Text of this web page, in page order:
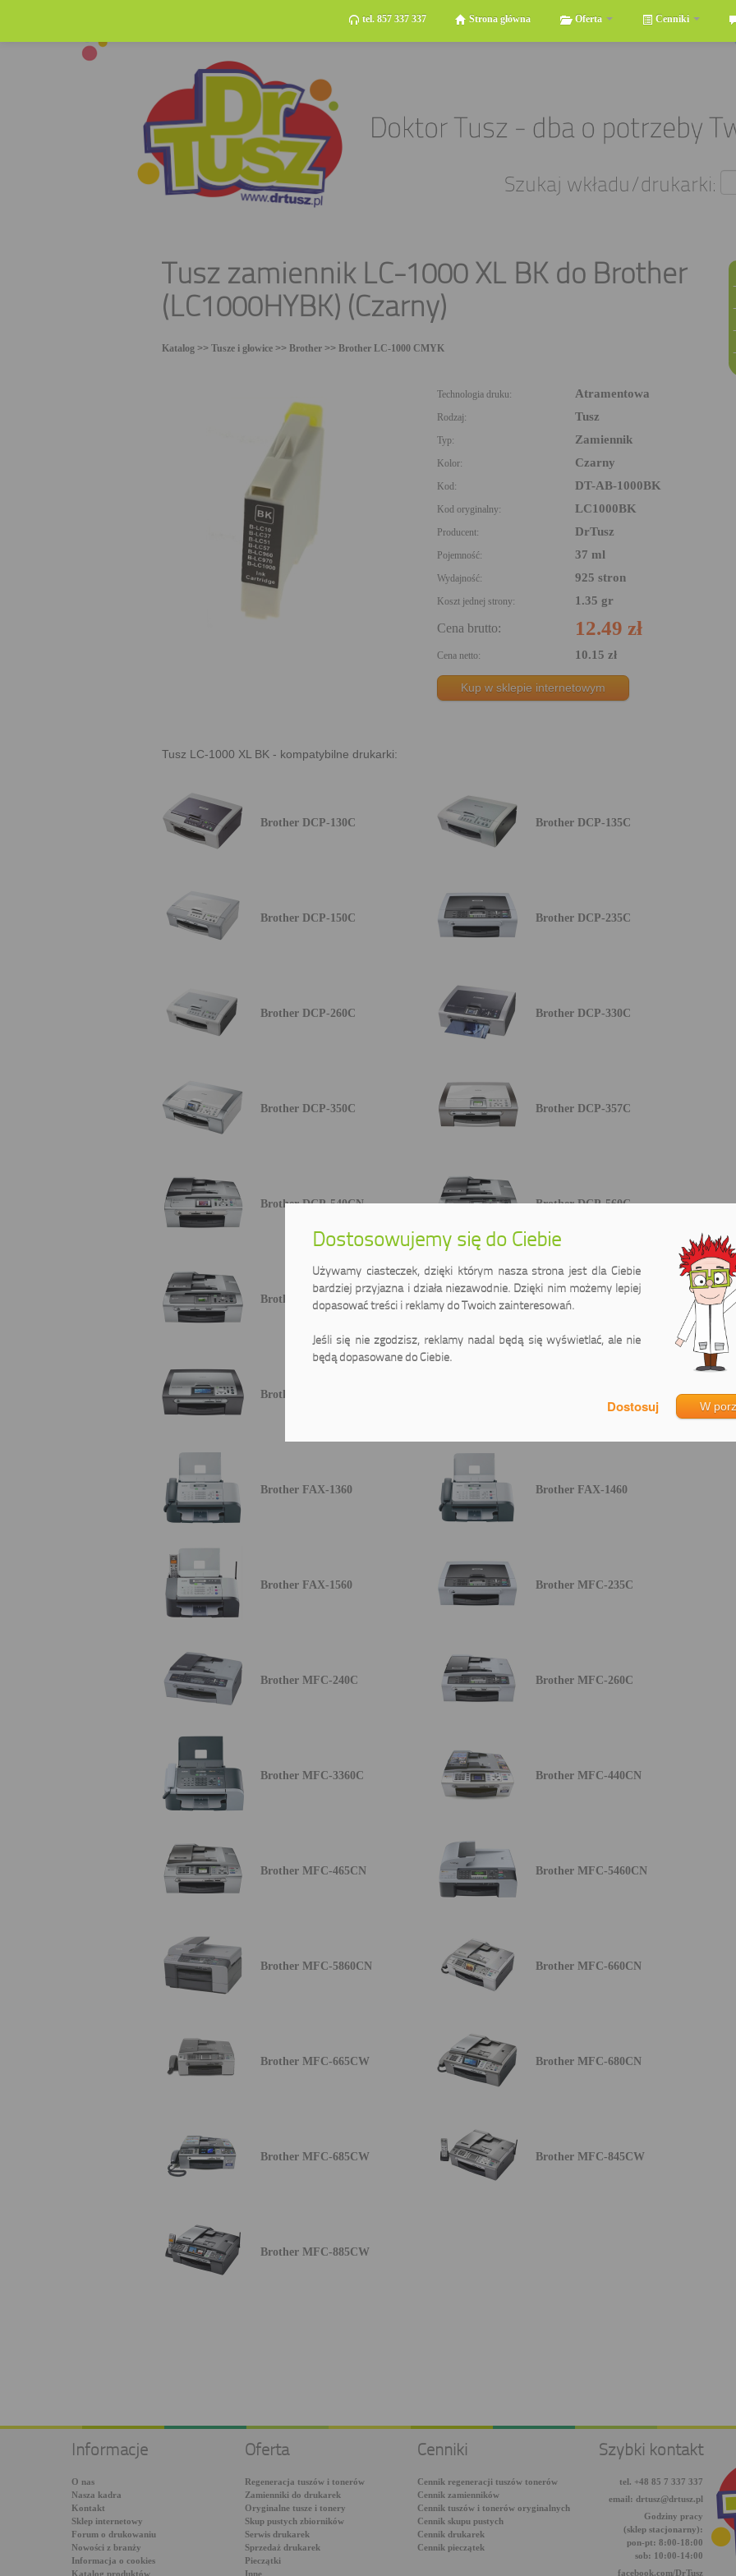
tel. 857 337 337 Strona główna Oferta Cenniki
Szukaj wkładu/drukarki:
Tusz zamiennik LC-1000 XL BK do Brother
(LC1000HYBK) (Czarny)
Katalog >> Tusze i głowice >> Brother >> Brother LC-1000 CMYK
Technologia druku: Atramentowa
Rodzaj: Tusz
Typ: Zamiennik
Kolor: Czarny
Kod: DT-AB-1000BK
Kod oryginalny: LC1000BK
Producent: DrTusz
Pojemność: 37 ml
Wydajność: 925 stron
Koszt jednej strony: 1.35 gr
Cena brutto: 12.49 zł
Cena netto: 10.15 zł
Kup w sklepie internetowym
Tusz LC-1000 XL BK - kompatybilne drukarki:
Brother DCP-130C Brother DCP-135C
Brother DCP-150C Brother DCP-235C
Brother DCP-260C Brother DCP-330C
Brother DCP-350C Brother DCP-357C
Brother DCP-540CN Brother DCP-560C
Brother DCP-560CN Brother DCP-750CW
Brother DCP-770CW
Brother FAX-1360 Brother FAX-1460
Brother FAX-1560 Brother MFC-235C
Brother MFC-240C Brother MFC-260C
Brother MFC-3360C Brother MFC-440CN
Brother MFC-465CN Brother MFC-5460CN
Brother MFC-5860CN Brother MFC-660CN
Brother MFC-665CW Brother MFC-680CN
Brother MFC-685CW Brother MFC-845CW
Brother MFC-885CW
Informacje
O nas
Nasza kadra
Kontakt
Sklep internetowy
Forum o drukowaniu
Nowości z branży
Informacja o cookies
Katalog produktów
Oferta
Regeneracja tuszów i tonerów
Zamienniki do drukarek
Oryginalne tusze i tonery
Skup pustych zbiorników
Serwis drukarek
Sprzedaż drukarek
Pieczątki
Inne
Cenniki
Cennik regeneracji tuszów tonerów
Cennik zamienników
Cennik tuszów i tonerów oryginalnych
Cennik skupu pustych
Cennik drukarek
Cennik pieczątek
Szybki kontakt
tel. +48 85 7 337 337
email: drtusz@drtusz.pl
Godziny pracy
(sklep stacjonarny):
pon-pt: 8:00-18:00
sob: 10:00-14:00
facebook.com/DrTusz
Dostosowujemy się do Ciebie
Używamy ciasteczek, dzięki którym nasza strona jest dla Ciebie
bardziej przyjazna i działa niezawodnie. Dzięki nim możemy lepiej
dopasować treści i reklamy do Twoich zainteresowań.
Jeśli się nie zgodzisz, reklamy nadal będą się wyświetlać, ale nie
będą dopasowane do Ciebie.
W